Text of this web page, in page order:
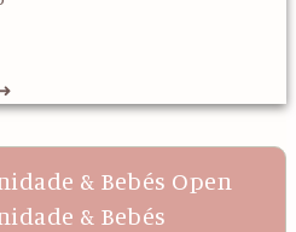
& Bebés Open
& Bebés